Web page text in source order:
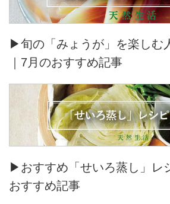
▶旬の「みょうが」を楽しむ
｜7月のおすすめ記事
▶おすすめ「せいろ蒸し」レ
おすすめ記事